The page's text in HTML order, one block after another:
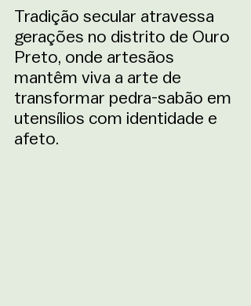
Tradição secular atravessa
gerações no distrito de Ouro
Preto, onde artesãos
mantêm viva a arte de
transformar pedra-sabão em
utensílios com identidade e
afeto.